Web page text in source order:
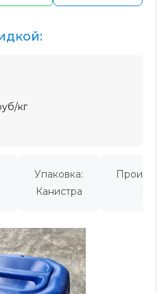
Упаковка:
Канистра
кг